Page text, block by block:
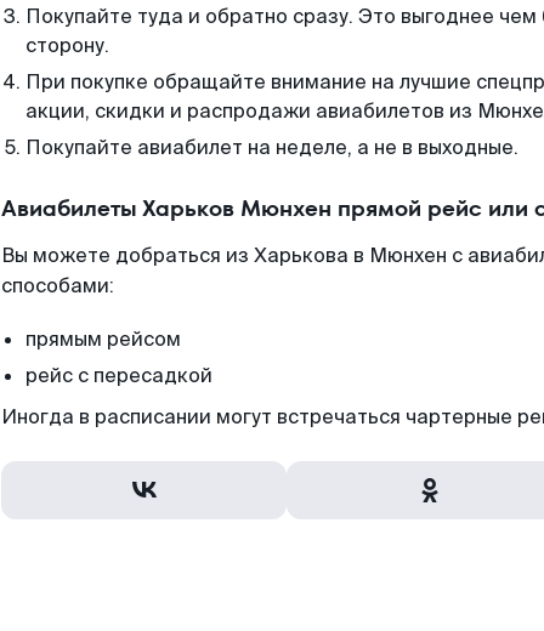
Покупайте туда и обратно сразу. Это выгоднее
сторону.
При покупке обращайте внимание на лучшие
акции, скидки и распродажи авиабилетов из
Покупайте авиабилет на неделе, а не в выходные.
Авиабилеты Харьков Мюнхен прямой рейс или
Вы можете добраться из Харькова в Мюнхен с
способами:
прямым рейсом
рейс с пересадкой
Иногда в расписании могут встречаться чартерные